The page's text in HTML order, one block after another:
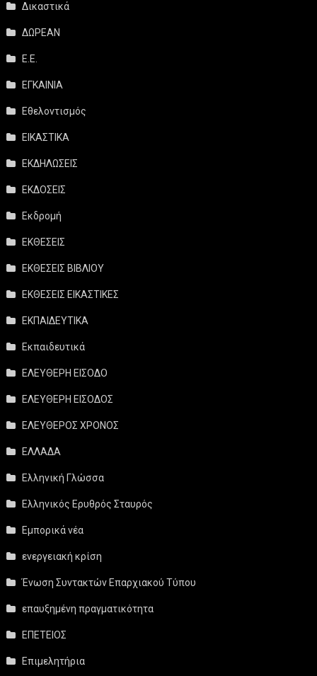
Δικαστικά
ΔΩΡΕΑΝ
Ε.Ε.
ΕΓΚΑΙΝΙΑ
Εθελοντισμός
ΕΙΚΑΣΤΙΚΑ
ΕΚΔΗΛΩΣΕΙΣ
ΕΚΔΟΣΕΙΣ
Εκδρομή
ΕΚΘΕΣΕΙΣ
ΕΚΘΕΣΕΙΣ ΒΙΒΛΙΟΥ
ΕΚΘΕΣΕΙΣ ΕΙΚΑΣΤΙΚΕΣ
ΕΚΠΑΙΔΕΥΤΙΚΑ
Εκπαιδευτικά
ΕΛΕΥΘΕΡΗ ΕΙΣΟΔΟ
ΕΛΕΥΘΕΡΗ ΕΙΣΟΔΟΣ
ΕΛΕΥΘΕΡΟΣ ΧΡΟΝΟΣ
ΕΛΛΑΔΑ
Ελληνική Γλώσσα
Ελληνικός Ερυθρός Σταυρός
Εμπορικά νέα
ενεργειακή κρίση
Ένωση Συντακτών Επαρχιακού Τύπου
επαυξημένη πραγματικότητα
ΕΠΕΤΕΙΟΣ
Επιμελητήρια